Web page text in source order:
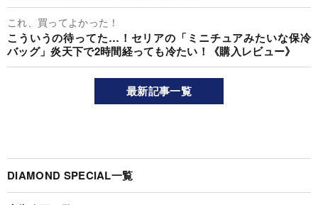
これ、買ってよかった！
こういうの待ってた…！セリアの「ミニチュアみたいな保冷
バッグ」炎天下で2時間経っても冷たい！《購入レビュー》
最新記事一覧
DIAMOND SPECIAL一覧